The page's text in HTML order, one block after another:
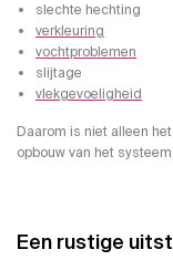
slechte hechting
verkleuring
vochtproblemen
slijtage
vlekgevoeligheid
Daarom is niet alleen
opbouw van het systeem.
Een rustige